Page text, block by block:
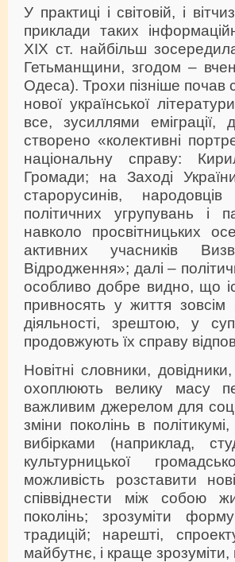
У практиці і світовій, і
приклади таких
ХІХ ст. найбільш
Гетьманщини, згодом –
Одеса). Трохи пізніше почав
нової української
все, зусиллями
створено «колективні
національну справу:
Громади; на Заході
старорусинів,
політичних угрупувань і
навколо просвітницьких
активних учасників
Відродження»; далі –
особливо добре видно, що
привносять у життя зовсім
діяльності, зрештою, у
продовжують їх справу
Новітні словники,
охоплюють велику масу
важливим джерелом для
зміни поколінь в
вибірками (наприклад,
культурницької
можливість розставити
співвіднести між собою
поколінь; зрозуміти
традицій; нарешті,
майбутнє, і краще